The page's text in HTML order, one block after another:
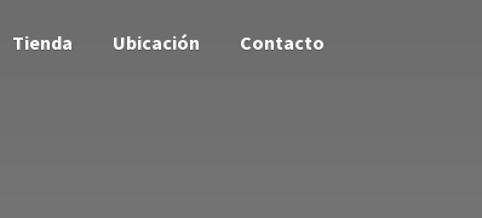
Tienda Ubicación Contacto